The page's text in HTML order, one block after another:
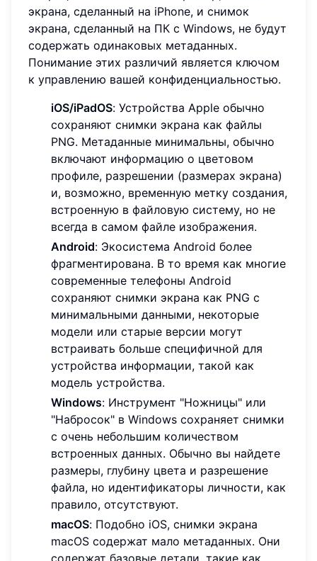
экрана, сделанный на iPhone, и снимок
экрана, сделанный на ПК с Windows, не будут
содержать одинаковых метаданных.
Понимание этих различий является ключом
к управлению вашей конфиденциальностью.
iOS/iPadOS: Устройства Apple обычно
сохраняют снимки экрана как файлы
PNG. Метаданные минимальны, обычно
включают информацию о цветовом
профиле, разрешении (размерах экрана)
и, возможно, временную метку создания,
встроенную в файловую систему, но не
всегда в самом файле изображения.
Android: Экосистема Android более
фрагментирована. В то время как многие
современные телефоны Android
сохраняют снимки экрана как PNG с
минимальными данными, некоторые
модели или старые версии могут
встраивать больше специфичной для
устройства информации, такой как
модель устройства.
Windows: Инструмент "Ножницы" или
"Набросок" в Windows сохраняет снимки
с очень небольшим количеством
встроенных данных. Обычно вы найдете
размеры, глубину цвета и разрешение
файла, но идентификаторы личности, как
правило, отсутствуют.
macOS: Подобно iOS, снимки экрана
macOS содержат мало метаданных. Они